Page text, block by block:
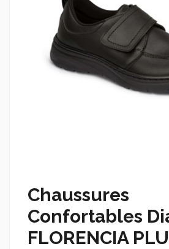
Chaussures
Confortables
FLORENCIA